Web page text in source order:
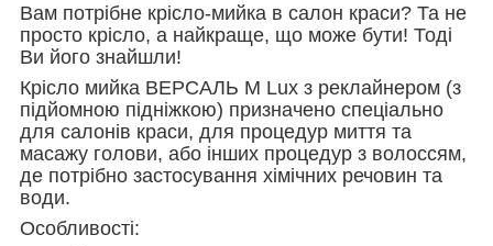
Вам потрібне крісло-мийка в салон краси? Та не
просто крісло, а найкраще, що може бути! Тоді
Ви його знайшли!
Крісло мийка ВЕРСАЛЬ M Lux з реклайнером (з
підйомною підніжкою) призначено спеціально
для салонів краси, для процедур миття та
масажу голови, або інших процедур з волоссям,
де потрібно застосування хімічних речовин та
води.
Особливості: